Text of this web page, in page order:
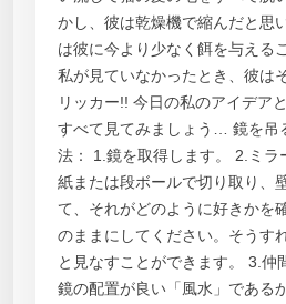
かし、彼は乾燥機で縮んだと思
は彼に今より少なく餌を与える
私が見ていなかったとき、彼は
リッカー!! 今日の私のアイデア
すべて見てみましょう… 鏡を吊
法： 1.鏡を取得します。 2.ミラ
紙または段ボールで切り取り、
て、それがどのように好きかを
のままにしてください。そうす
と見なすことができます。 3.仲
鏡の配置が良い「風水」である